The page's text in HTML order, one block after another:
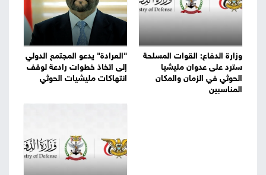
وزارة الدفاع: القوات المسلحة
سترد على عدوان مليشيا
الحوثي في الزمان والمكان
المناسبين
"العرادة" يدعو المجتمع الدولي
إلى اتخاذ خطوات رادعة لوقف
انتهاكات مليشيات الحوثي